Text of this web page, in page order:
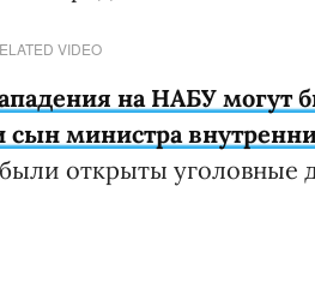
VIDEO
на НАБУ могут
министра
открыты уголовные